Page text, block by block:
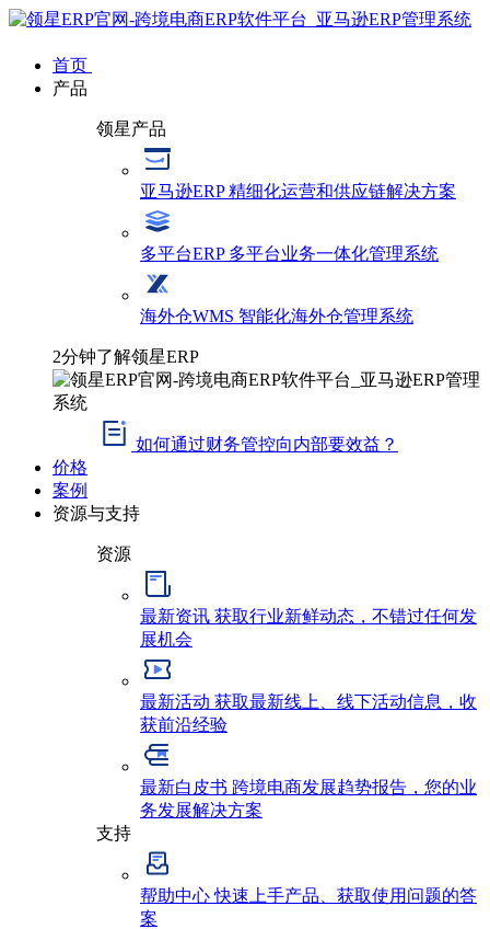
首页
产品
领星产品
亚马逊ERP精细化运营和供应链解决方案
多平台ERP 多平台业务一体化管理系统
海外仓WMS 智能化海外仓管理系统
2分钟了解领星ERP
如何通过财务管控向内部要效益？
价格
案例
资源与支持
资源
最新资讯 获取行业新鲜动态，不错过任何发
展机会
最新活动 获取最新线上、线下活动信息，收
获前沿经验
最新白皮书 跨境电商发展趋势报告，您的业
务发展解决方案
支持
帮助中心快速上手产品、获取使用问题的答
案